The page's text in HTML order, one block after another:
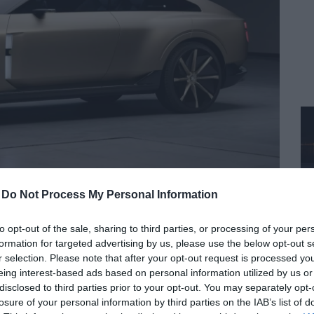
Do Not Process My Personal Information
opt-out of the sale, sharing to third parties, or processing of your
for targeted advertising by us, please use the below opt-out
selection. Please note that after your opt-out request is processed
interest-based ads based on personal information utilized by us
to third parties prior to your opt-out. You may separately
of your personal information by third parties on the IAB’s list of
jövőjét: A Flying
verzióban érkezik.
Elektromos Hybrid Lépcsőshátú Új| Címkék:Bentley,flying spur
és a teljes elektromos átállást 2035-re tolta
és hibrid modelljeit. A következő generációs